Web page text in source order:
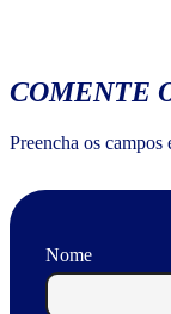
COMENTE
Preencha os
Nome